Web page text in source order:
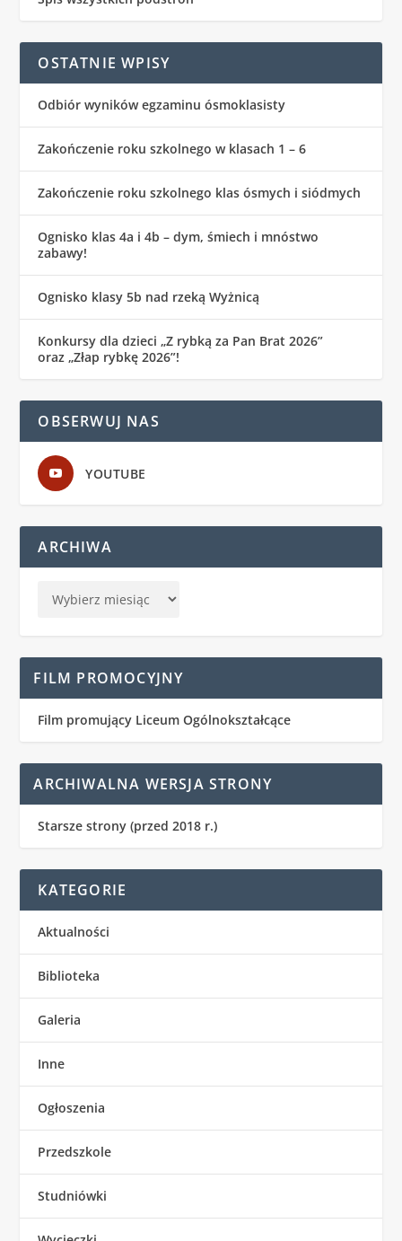
OSTATNIE WPISY
Odbiór wyników egzaminu ósmoklasisty
Zakończenie roku szkolnego w klasach 1 – 6
Zakończenie roku szkolnego klas ósmych i siódmych
Ognisko klas 4a i 4b – dym, śmiech i mnóstwo
zabawy!
Ognisko klasy 5b nad rzeką Wyżnicą
Konkursy dla dzieci „Z rybką za Pan Brat 2026”
oraz „Złap rybkę 2026”!
OBSERWUJ NAS
YOUTUBE
ARCHIWA
FILM PROMOCYJNY
Film promujący Liceum Ogólnokształcące
ARCHIWALNA WERSJA STRONY
Starsze strony (przed 2018 r.)
KATEGORIE
Aktualności
Biblioteka
Galeria
Inne
Ogłoszenia
Przedszkole
Studniówki